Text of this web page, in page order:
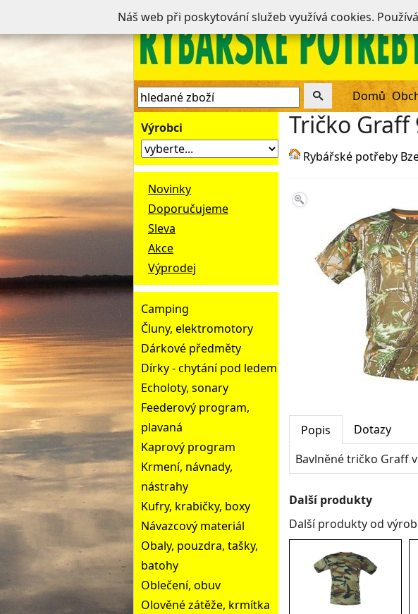
Domů
Výrobci
Novinky
Doporučujeme
Sleva
Akce
Výprodej
Camping
Čluny, elektromotory
Dárkové předměty
Dírky - chytání pod ledem
Echoloty, sonary
Feederový program,
plavaná
Kaprový program
Krmení, návnady,
nástrahy
Kufry, krabičky, boxy
Návazcový materiál
Obaly, pouzdra, tašky,
batohy
Oblečení, obuv
Olověné zátěže, krmítka
Tričko Graff
Rybářské potřeby
Popis
Dotazy
Bavlněné tričko Graff
Další produkty
Další produkty od
Náš web při poskytování služeb využívá cookies.